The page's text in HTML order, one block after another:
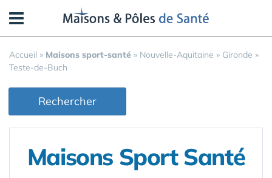
Accueil » Maisons sport-santé » Nouvelle-Aquitaine » Gironde »
Teste-de-Buch
Rechercher
Maisons Sport Santé
Panneau de gestion des cookies